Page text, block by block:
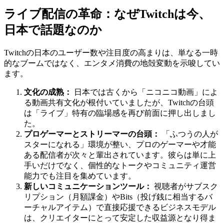
ライブ配信の革命：なぜTwitchは今、
日本で話題なのか
Twitchの日本のユーザー数や注目度の高まりは、単なる一時
的なブームではなく、エンタメ消費の地殻変動を示唆してい
ます。
文化の成熟：
日本では古くから「ニコニコ動画」によ
る動画共有文化が根付いていましたが、Twitchの台頭
は「ライブ」特有の臨場感を再び前面に押し出しまし
た。
プロゲーマーとストリーマーの台頭：
「ふつうの人が
スターになれる」環境が整い、プロのゲーマーや才能
ある配信者が次々と輩出されています。彼らは単に上
手いだけでなく、個性的なトークやコミュニティ運営
能力でも注目を集めています。
新しいコミュニケーションツール： 視聴者がサブスク
リプション（月額課金）やBits（投げ銭に相当するバ
ーチャルアイテム）で直接応援できるビジネスモデル
は、クリエイターにとって安定した収益源となり得ま